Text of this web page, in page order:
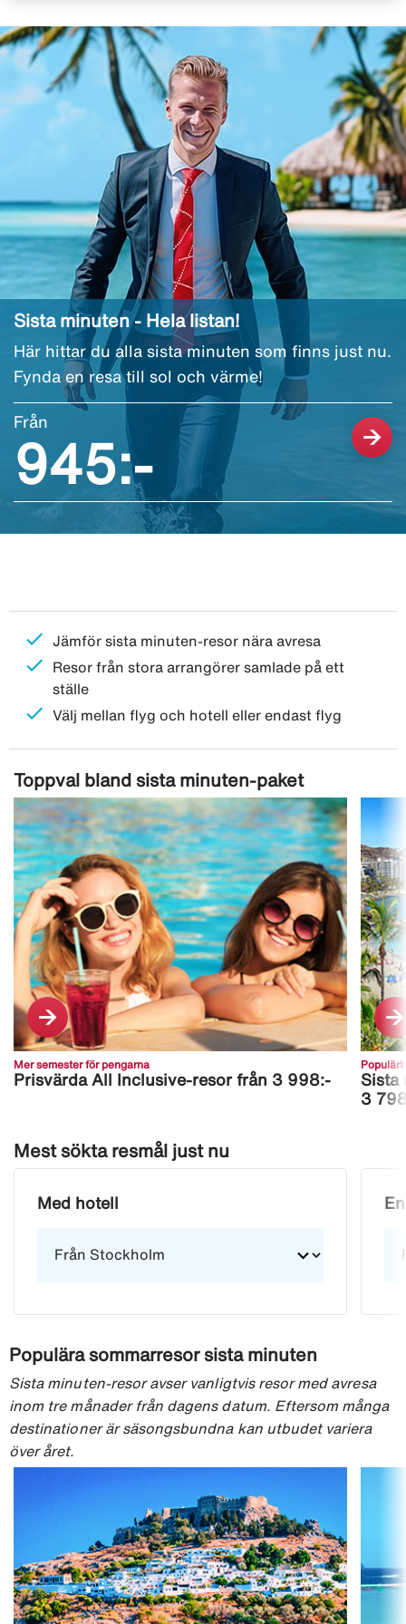
Sista minuten - Hela listan!
Här hittar du alla sista minuten som finns just nu.
Fynda en resa till sol och värme!
Från
945:-
check Jämför sista minuten-resor nära avresa
check
Resor från stora arrangörer samlade på ett
ställe
check Välj mellan flyg och hotell eller endast flyg
Toppval bland sista minuten-paket
Mer semester för pengarna
Prisvärda All Inclusive-resor från 3 998:-
Populärt
Sista
3
Mest sökta resmål just nu
Med hotell
Populära sommarresor sista minuten
Sista minuten-resor avser vanligtvis resor med avresa
inom tre månader från dagens datum. Eftersom många
destinationer är säsongsbundna kan utbudet variera
över året.